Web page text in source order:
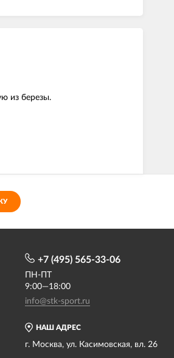
из березы.
НАШ АДРЕС
г. Москва, ул. Касимовская, вл. 26
+7 (495) 565-33-06
ПН-ПТ
9:00—18:00
info@stk-sport.ru